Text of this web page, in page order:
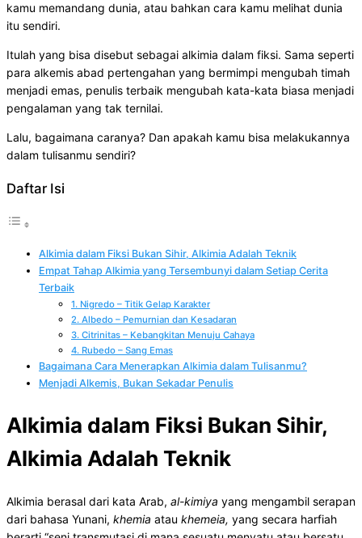
kamu memandang dunia, atau bahkan cara kamu melihat dunia
itu sendiri.
Itulah yang bisa disebut sebagai alkimia dalam fiksi. Sama seperti
para alkemis abad pertengahan yang bermimpi mengubah timah
menjadi emas, penulis terbaik mengubah kata-kata biasa menjadi
pengalaman yang tak ternilai.
Lalu, bagaimana caranya? Dan apakah kamu bisa melakukannya
dalam tulisanmu sendiri?
Daftar Isi
Alkimia dalam Fiksi Bukan Sihir, Alkimia Adalah Teknik
Empat Tahap Alkimia yang Tersembunyi dalam Setiap Cerita
Terbaik
1. Nigredo – Titik Gelap Karakter
2. Albedo – Pemurnian dan Kesadaran
3. Citrinitas – Kebangkitan Menuju Cahaya
4. Rubedo – Sang Emas
Bagaimana Cara Menerapkan Alkimia dalam Tulisanmu?
Menjadi Alkemis, Bukan Sekadar Penulis
Alkimia dalam Fiksi Bukan Sihir,
Alkimia Adalah Teknik
Alkimia berasal dari kata Arab, al-kimiya yang mengambil serapan
dari bahasa Yunani, khemia atau khemeia, yang secara harfiah